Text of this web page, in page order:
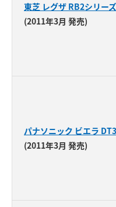
東芝 レグザ RB2シリーズ
(2011年3月 発売)
パナソニック ビエラ
(2011年3月 発売)